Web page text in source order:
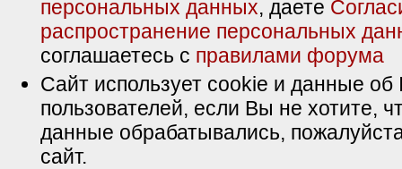
персональных данных, даете
распространение персональных
соглашаетесь с правилами форума
Сайт использует cookie и данные об
пользователей, если Вы не хотите,
данные обрабатывались,
сайт.